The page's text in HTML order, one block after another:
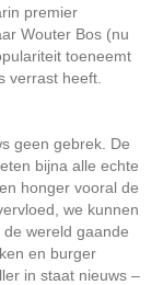
premier
Wouter Bos (nu
toeneemt
verrast heeft.
geen gebrek. De
bijna alle echte
honger vooral de
we kunnen
wereld gaande
en burger
in staat nieuws –